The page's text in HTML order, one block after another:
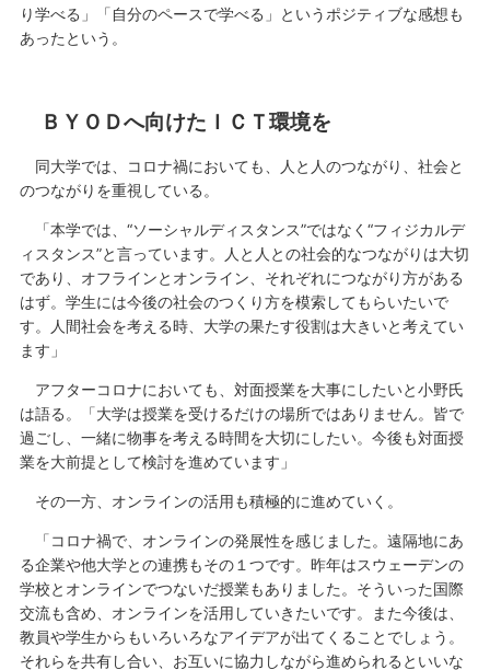
り学べる」「自分のペースで学べる」というポジティブな感想も
あったという。
ＢＹＯＤへ向けたＩＣＴ環境を
同大学では、コロナ禍においても、人と人のつながり、社会と
のつながりを重視している。
「本学では、“ソーシャルディスタンス”ではなく“フィジカルデ
ィスタンス”と言っています。人と人との社会的なつながりは大切
であり、オフラインとオンライン、それぞれにつながり方がある
はず。学生には今後の社会のつくり方を模索してもらいたいで
す。人間社会を考える時、大学の果たす役割は大きいと考えてい
ます」
アフターコロナにおいても、対面授業を大事にしたいと小野氏
は語る。「大学は授業を受けるだけの場所ではありません。皆で
過ごし、一緒に物事を考える時間を大切にしたい。今後も対面授
業を大前提として検討を進めています」
その一方、オンラインの活用も積極的に進めていく。
「コロナ禍で、オンラインの発展性を感じました。遠隔地にあ
る企業や他大学との連携もその１つです。昨年はスウェーデンの
学校とオンラインでつないだ授業もありました。そういった国際
交流も含め、オンラインを活用していきたいです。また今後は、
教員や学生からもいろいろなアイデアが出てくることでしょう。
それらを共有し合い、お互いに協力しながら進められるといいな